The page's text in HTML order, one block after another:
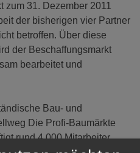
zum 31. Dezember 2011
der bisherigen vier Partner
betroffen. Über diese
der Beschaffungsmarkt
bearbeitet und
Bau- und
Die Profi-Baumärkte
rund 4.000 Mitarbeiter.